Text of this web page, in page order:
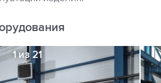
1 из 21